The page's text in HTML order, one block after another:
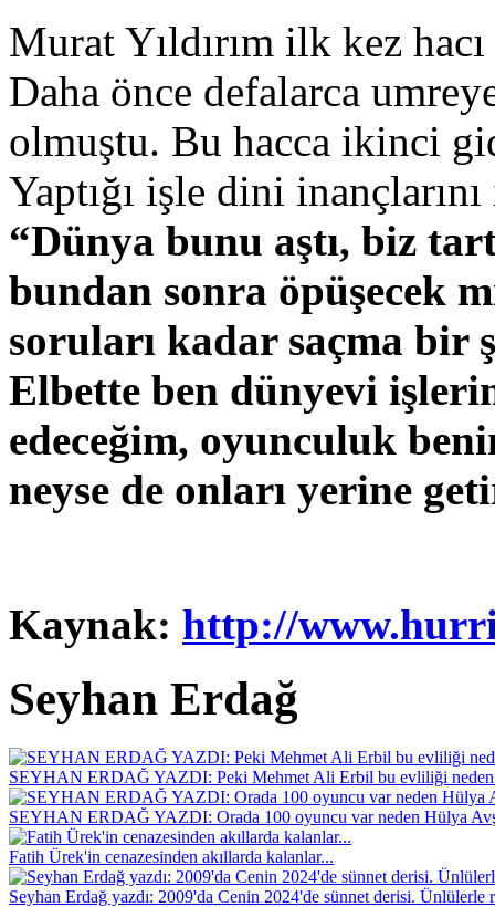
Murat Yıldırım ilk kez
Daha önce defalarca
olmuştu. Bu hacca ikinci
Yaptığı işle dini
“Dünya bunu aştı, biz
bundan sonra öpüşecek
soruları kadar saçma bir
Elbette ben dünyevi
edeceğim, oyunculuk
neyse de onları yerine
Kaynak: http://
Seyhan Erdağ
SEYHAN ERDAĞ YAZDI: Peki Mehmet Ali Erbil bu evliliği neden
SEYHAN ERDAĞ YAZDI: Orada 100 oyuncu var neden Hülya
Fatih Ürek'in cenazesinden akıllarda kalanlar...
Seyhan Erdağ yazdı: 2009'da Cenin 2024'de sünnet derisi.